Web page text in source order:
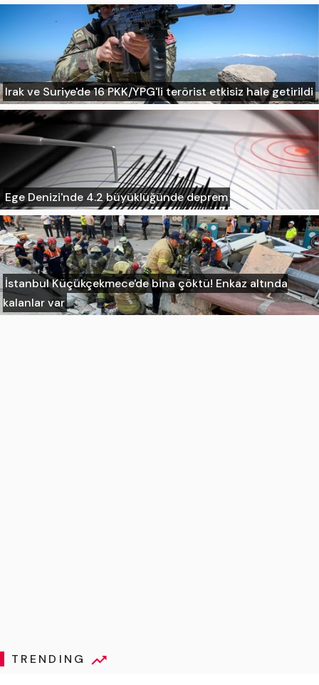
Irak ve Suriye'de 16 PKK/YPG'li terörist etkisiz hale getirildi
Ege Denizi'nde 4.2 büyüklüğünde deprem
İstanbul Küçükçekmece'de bina çöktü! Enkaz altında
kalanlar var
TRENDING